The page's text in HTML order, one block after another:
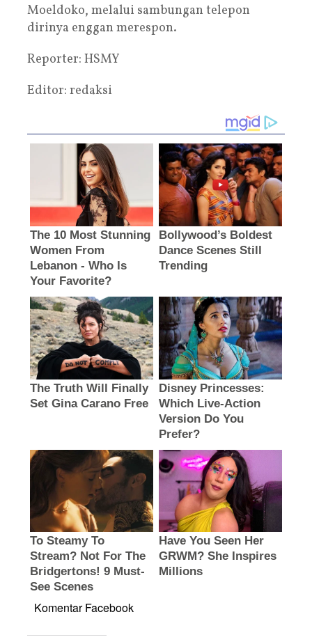
Moeldoko, melalui sambungan telepon
dirinya enggan merespon.
Reporter: HSMY
Editor: redaksi
Komentar Facebook